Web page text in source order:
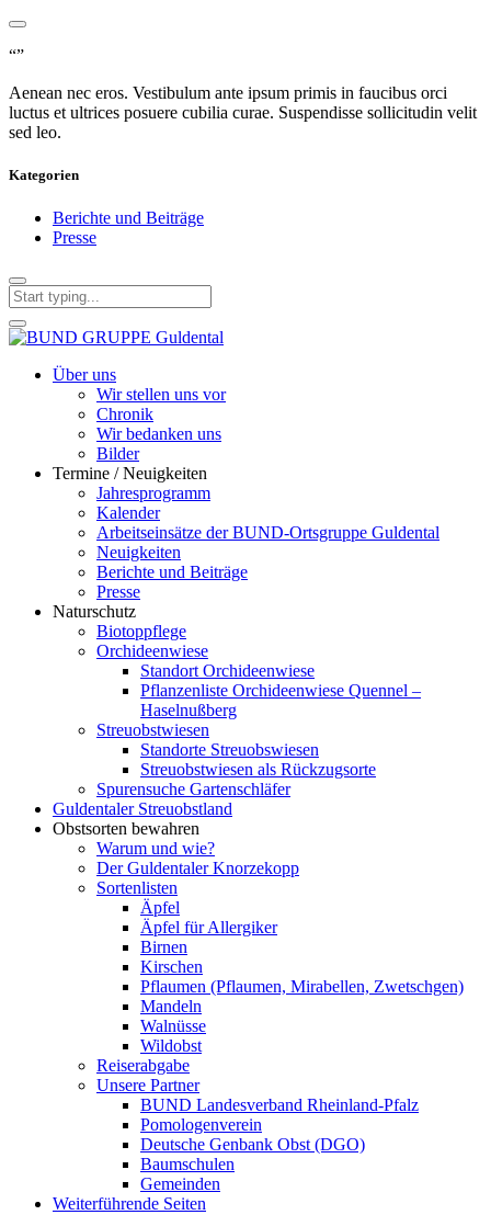
“”
Aenean nec eros. Vestibulum ante ipsum primis in faucibus orci
luctus et ultrices posuere cubilia curae. Suspendisse sollicitudin velit
sed leo.
Kategorien
Berichte und Beiträge
Presse
Über uns
Wir stellen uns vor
Chronik
Wir bedanken uns
Bilder
Termine / Neuigkeiten
Jahresprogramm
Kalender
Arbeitseinsätze der BUND-Ortsgruppe Guldental
Neuigkeiten
Berichte und Beiträge
Presse
Naturschutz
Biotoppflege
Orchideenwiese
Standort Orchideenwiese
Pflanzenliste Orchideenwiese Quennel –
Haselnußberg
Streuobstwiesen
Standorte Streuobswiesen
Streuobstwiesen als Rückzugsorte
Spurensuche Gartenschläfer
Guldentaler Streuobstland
Obstsorten bewahren
Warum und wie?
Der Guldentaler Knorzekopp
Sortenlisten
Äpfel
Äpfel für Allergiker
Birnen
Kirschen
Pflaumen (Pflaumen, Mirabellen, Zwetschgen)
Mandeln
Walnüsse
Wildobst
Reiserabgabe
Unsere Partner
BUND Landesverband Rheinland-Pfalz
Pomologenverein
Deutsche Genbank Obst (DGO)
Baumschulen
Gemeinden
Weiterführende Seiten